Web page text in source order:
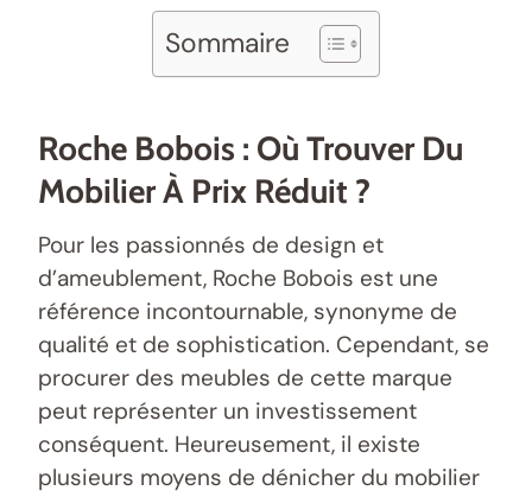
Sommaire
Roche Bobois : Où Trouver Du
Mobilier À Prix Réduit ?
Pour les passionnés de design et
d’ameublement, Roche Bobois est une
référence incontournable, synonyme de
qualité et de sophistication. Cependant, se
procurer des meubles de cette marque
peut représenter un investissement
conséquent. Heureusement, il existe
plusieurs moyens de dénicher du mobilier